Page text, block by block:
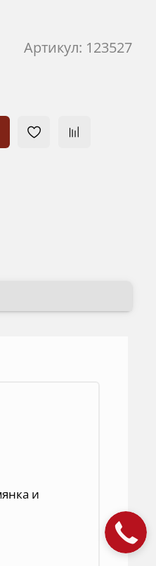
Артикул: 123527
и
Закажите
звонок!